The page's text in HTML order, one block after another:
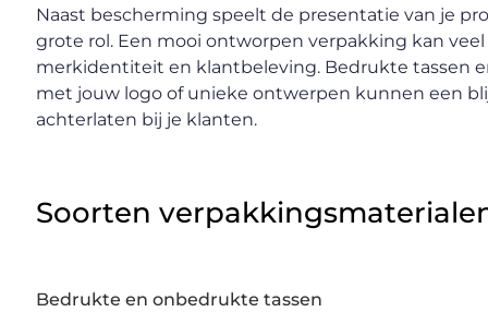
Naast bescherming speelt de presentatie van je
grote rol. Een mooi ontworpen verpakking kan
merkidentiteit en klantbeleving. Bedrukte tassen
met jouw logo of unieke ontwerpen kunnen een
achterlaten bij je klanten.
Soorten
Bedrukte en onbedrukte tassen